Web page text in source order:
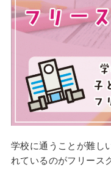
学校に通うことが難し
れているのがフリース